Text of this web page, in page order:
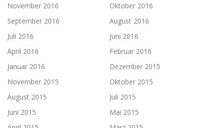
November 2016
Oktober 2016
September 2016
August 2016
Juli 2016
Juni 2016
April 2016
Februar 2016
Januar 2016
Dezember 2015
November 2015
Oktober 2015
August 2015
Juli 2015
Juni 2015
Mai 2015